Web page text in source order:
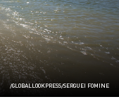
/GLOBALLOOKPRESS/SERGUEI FOMINE